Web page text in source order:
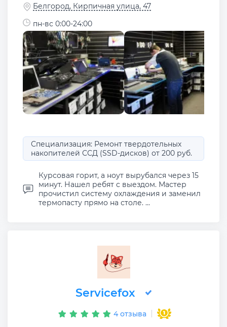
Белгород, Кирпичная улица, 47
пн-вс 0:00-24:00
Специализация: Ремонт твердотельных
накопителей ССД (SSD-дисков) от 200 руб.
Курсовая горит, а ноут вырубался через 15
минут. Нашел ребят с выездом. Мастер
прочистил систему охлаждения и заменил
термопасту прямо на столе. ...
Servicefox
4 отзыва